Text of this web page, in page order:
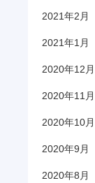
2021年2月
2021年1月
2020年12月
2020年11月
2020年10月
2020年9月
2020年8月